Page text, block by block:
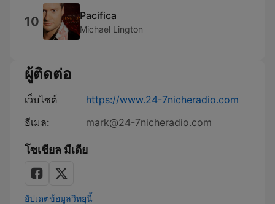
10 Pacifica
Michael Lington
ผู้ติดต่อ
เว็บไซต์
https://www.24-7nicheradio.com
อีเมล:
mark@24-7nicheradio.com
โซเชียล มีเดีย
อัปเดตข้อมูลวิทยุนี้